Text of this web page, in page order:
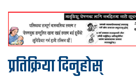
प्रतिक्रिया दिनुहोस्